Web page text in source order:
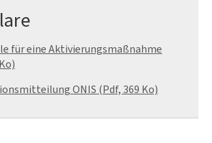
für eine Aktivierungsmaßnahme
ONIS (Pdf, 369 Ko)